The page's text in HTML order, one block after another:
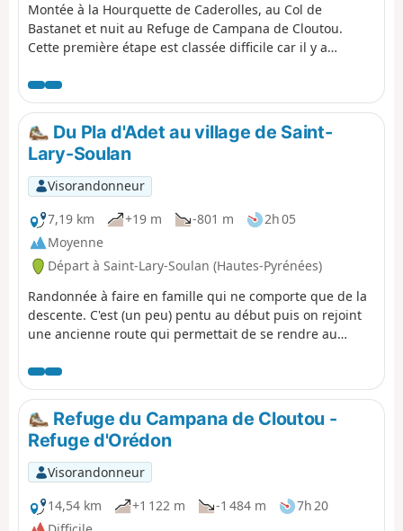
Montée à la Hourquette de Caderolles, au Col de
Bastanet et nuit au Refuge de Campana de Cloutou.
Cette première étape est classée difficile car il y a
Du Pla d'Adet au village de Saint-
Lary-Soulan
Visorandonneur
7,19 km
+19 m -801 m
2h 05
Moyenne
Départ à Saint-Lary-Soulan (Hautes-Pyrénées)
Randonnée à faire en famille qui ne comporte que de la
descente. C'est (un peu) pentu au début puis on rejoint
une ancienne route qui permettait de se rendre au
téléphérique ou télécabine.
Refuge du Campana de Cloutou -
Refuge d'Orédon
Visorandonneur
14,54 km
+1 122 m -1 484 m
7h 20